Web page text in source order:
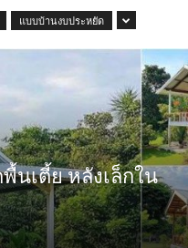
แบบบ้านงบประหยัด
นเตี้ย หลังเล็กใน